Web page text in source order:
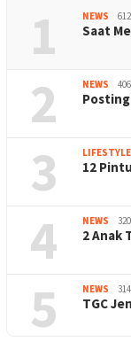
1 NEWS
Saat
2 NEWS
3 LIFESTYLE
12
4 NEWS
2 Anak
5 NEWS
TGC